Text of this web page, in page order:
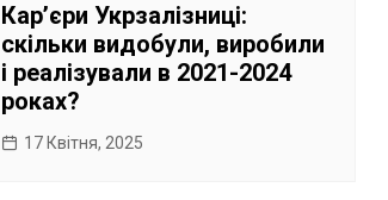
Карʼєри Укрзалізниці:
скільки видобули, виробили
і реалізували в 2021-2024
роках?
17 Квітня, 2025